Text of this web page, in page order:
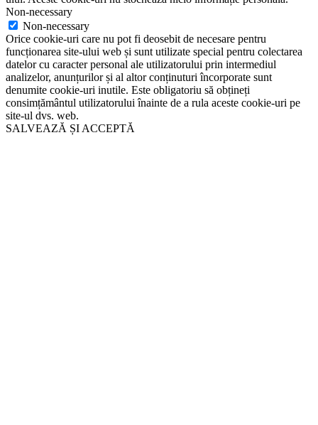
Non-necessary
Non-necessary
Orice cookie-uri care nu pot fi deosebit de necesare pentru
funcționarea site-ului web și sunt utilizate special pentru colectarea
datelor cu caracter personal ale utilizatorului prin intermediul
analizelor, anunțurilor și al altor conținuturi încorporate sunt
denumite cookie-uri inutile. Este obligatoriu să obțineți
consimțământul utilizatorului înainte de a rula aceste cookie-uri pe
site-ul dvs. web.
SALVEAZĂ ȘI ACCEPTĂ